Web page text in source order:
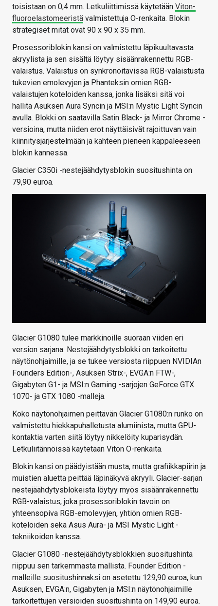
toisistaan on 0,4 mm. Letkuliittimissä käytetään Viton-
fluoroelastomeeristä valmistettuja O-renkaita. Blokin
strategiset mitat ovat 90 x 90 x 35 mm.
Prosessoriblokin kansi on valmistettu läpikuultavasta
akryylista ja sen sisältä löytyy sisäänrakennettu RGB-
valaistus. Valaistus on synkronoitavissa RGB-valaistusta
tukevien emolevyjen ja Phanteksin omien RGB-
valaistujen koteloiden kanssa, jonka lisäksi sitä voi
hallita Asuksen Aura Syncin ja MSI:n Mystic Light Syncin
avulla. Blokki on saatavilla Satin Black- ja Mirror Chrome -
versioina, mutta niiden erot näyttäisivät rajoittuvan vain
kiinnitysjärjestelmään ja kahteen pieneen kappaleeseen
blokin kannessa.
Glacier C350i -nestejäähdytysblokin suositushinta on
79,90 euroa.
Glacier G1080 tulee markkinoille suoraan viiden eri
version sarjana. Nestejäähdytysblokki on tarkoitettu
näytönohjaimille, ja se tukee versiosta riippuen NVIDIAn
Founders Edition-, Asuksen Strix-, EVGA:n FTW-,
Gigabyten G1- ja MSI:n Gaming -sarjojen GeForce GTX
1070- ja GTX 1080 -malleja.
Koko näytönohjaimen peittävän Glacier G1080:n runko on
valmistettu hiekkapuhalletusta alumiinista, mutta GPU-
kontaktia varten siitä löytyy nikkelöity kuparisydän.
Letkuliitännöissä käytetään Viton O-renkaita.
Blokin kansi on päädyistään musta, mutta grafiikkapiirin ja
muistien aluetta peittää läpinäkyvä akryyli. Glacier-sarjan
nestejäähdytysblokeista löytyy myös sisäänrakennettu
RGB-valaistus, joka prosessoriblokin tavoin on
yhteensopiva RGB-emolevyjen, yhtiön omien RGB-
koteloiden sekä Asus Aura- ja MSI Mystic Light -
tekniikoiden kanssa.
Glacier G1080 -nestejäähdytysblokkien suositushinta
riippuu sen tarkemmasta mallista. Founder Edition -
malleille suositushinnaksi on asetettu 129,90 euroa, kun
Asuksen, EVGA:n, Gigabyten ja MSI:n näytönohjaimille
tarkoitettujen versioiden suositushinta on 149,90 euroa.